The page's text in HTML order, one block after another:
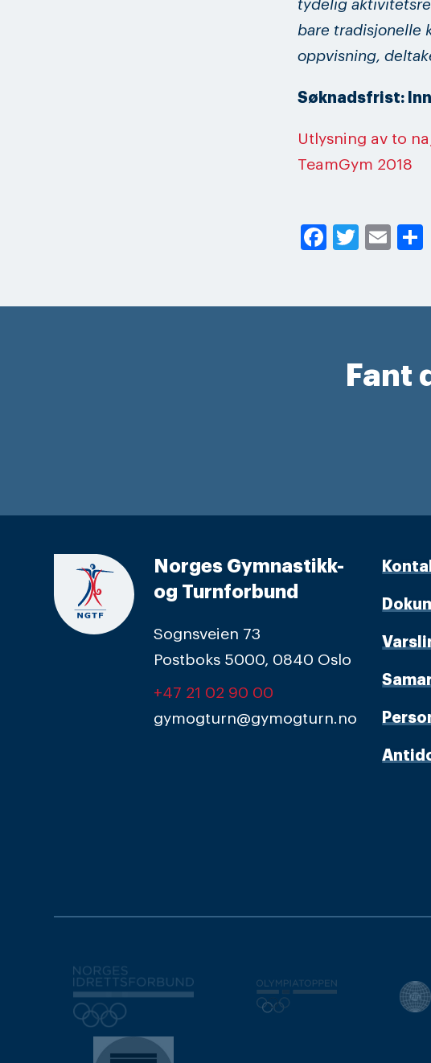
tydelig
bare tradisjonelle
oppvisning,
Søknadsfrist:
Utlysning av to
TeamGym 2018
Facebook
Twitter
Fant
Norges Gymnastikk-
og Turnforbund
Sognsveien 73
Postboks 5000, 0840 Oslo
+47 21 02 90 00
gymogturn@gymogturn.no